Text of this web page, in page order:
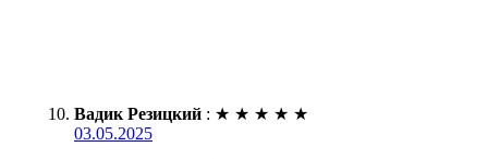
Вадик Резицкий : ★ ★ ★ ★ ★
03.05.2025